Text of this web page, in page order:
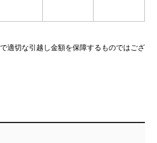
適切な引越し金額を保障するものではござ